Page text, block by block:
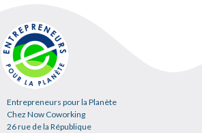
Entrepreneurs pour la Planète
Chez Now Coworking
26 rue de la République